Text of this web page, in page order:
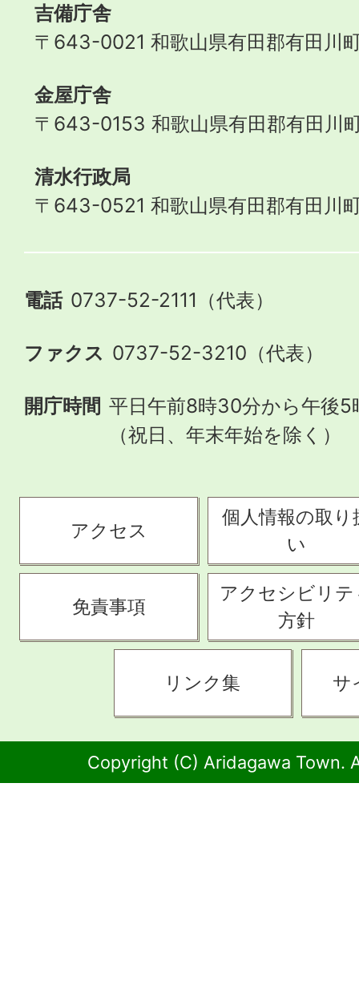
吉備庁舎
〒643-0021 和歌山県有田郡有田川
金屋庁舎
〒643-0153 和歌山県有田郡有田川
清水行政局
〒643-0521 和歌山県有田郡有田川
電話 0737-52-2111（代表）
ファクス 0737-52-3210（代表）
開庁時間 平日午前8時30分から午後5
（祝日、年末年始を除く）
アクセス
個人情報の取り
い
免責事項
アクセシビリテ
方針
リンク集 サ
Copyright (C) Aridagawa Town.